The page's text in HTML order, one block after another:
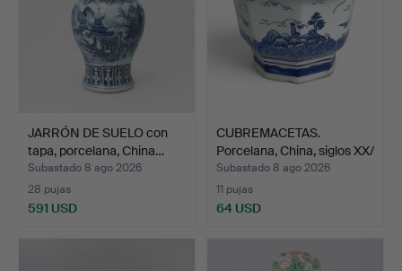
JARRÓN DE SUELO con
tapa, porcelana, China…
Subastado 8 ago 2026
28 pujas
591 USD
CUBREMACETAS.
Porcelana, China, siglos XX/
…
Subastado 8 ago 2026
11 pujas
64 USD